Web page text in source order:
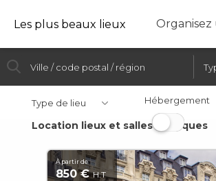
Les plus beaux lieux
Type de lieu Hébergement
Location lieux et salles atypiques
À partir de
850 €H.T